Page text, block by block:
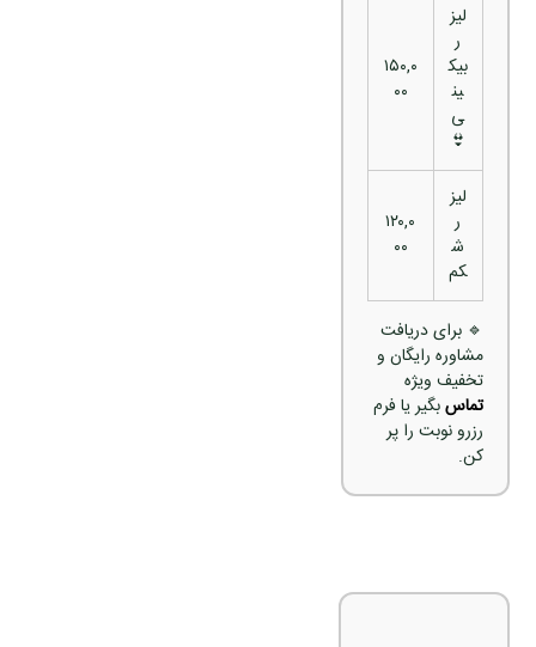
لیز
ر
بیک
ین
ی
👙
۱۵۰,۰
۰۰
لیز
ر
ش
کم
۱۲۰,۰
۰۰
🔹 برای دریافت
مشاوره رایگان و
تخفیف ویژه
تماسبگیر یا فرم
رزرو نوبت را پر
کن.